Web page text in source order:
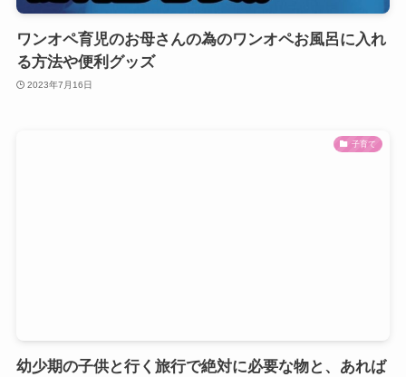
ワンオペ育児のお母さんの為のワンオペお風呂に入れ
る方法や便利グッズ
2023年7月16日
子育て
幼少期の子供と行く旅行で絶対に必要な物と、あれば